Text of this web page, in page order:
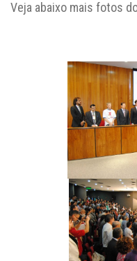
Veja abaixo mais fotos